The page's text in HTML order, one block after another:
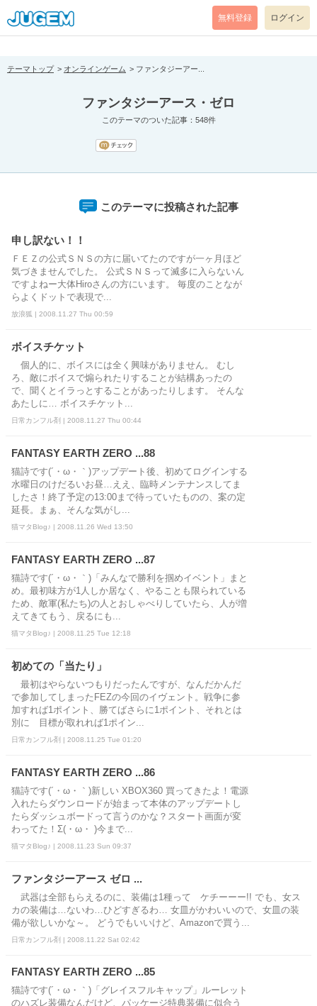
[pear_error: message="Success" code=0 mode=return level=notice
prefix="" info=""]
無料登録 ログイン
テーマトップ オンラインゲーム ファンタジーアー...
ファンタジーアース・ゼロ
このテーマのついた記事：548件
このテーマに投稿された記事
申し訳ない！！
ＦＥＺの公式ＳＮＳの方に届いてたのですが一ヶ月ほど
気づきませんでした。 公式ＳＮＳって滅多に入らないん
ですよねー大体Hiroさんの方にいます。 毎度のことなが
らよくドットで表現で...
放浪狐 | 2008.11.27 Thu 00:59
ボイスチケット
個人的に、ボイスには全く興味がありません。 むし
ろ、敵にボイスで煽られたりすることが結構あったの
で、聞くとイラっとすることがあったりします。 そんな
あたしに… ボイスチケット...
日常カンフル剤 | 2008.11.27 Thu 00:44
FANTASY EARTH ZERO ...88
猫詩です(´・ω・｀)アップデート後、初めてログインする
水曜日のけだるいお昼…ええ、臨時メンテナンスしてま
したさ！終了予定の13:00まで待っていたものの、案の定
延長。まぁ、そんな気がし...
猫マタBlog♪ | 2008.11.26 Wed 13:50
FANTASY EARTH ZERO ...87
猫詩です(´・ω・｀)「みんなで勝利を掴めイベント」まと
め。最初味方が1人しか居なく、やることも限られている
ため、敵軍(私たち)の人とおしゃべりしていたら、人が増
えてきてもう、戻るにも...
猫マタBlog♪ | 2008.11.25 Tue 12:18
初めての「当たり」
最初はやらないつもりだったんですが、なんだかんだ
で参加してしまったFEZの今回のイヴェント。戦争に参
加すれば1ポイント、勝てばさらに1ポイント、それとは
別に 目標が取れれば1ポイン...
日常カンフル剤 | 2008.11.25 Tue 01:20
FANTASY EARTH ZERO ...86
猫詩です(´・ω・｀)新しい XBOX360 買ってきたよ！電源
入れたらダウンロードが始まって本体のアップデートし
たらダッシュボードって言うのかな？スタート画面が変
わってた！Σ(・ω・ )今まで...
猫マタBlog♪ | 2008.11.23 Sun 09:37
ファンタジーアース ゼロ ...
武器は全部もらえるのに、装備は1種って ケチーーー!! でも、女ス
カの装備は…ないわ…ひどすぎるわ… 女皿がかわいいので、女皿の装
備が欲しいかな～。 どうでもいいけど、Amazonで買う...
日常カンフル剤 | 2008.11.22 Sat 02:42
FANTASY EARTH ZERO ...85
猫詩です(´・ω・｀)「グレイスフルキャップ」ルーレット
のハズレ装備なんだけど、パッケージ特典装備に似合う